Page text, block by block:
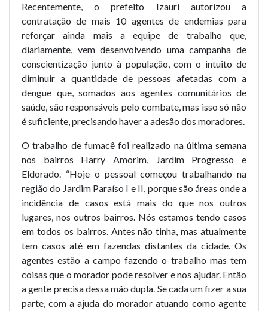
Recentemente, o prefeito Izauri autorizou a
contratação de mais 10 agentes de endemias para
reforçar ainda mais a equipe de trabalho que,
diariamente, vem desenvolvendo uma campanha de
conscientização junto à população, com o intuito de
diminuir a quantidade de pessoas afetadas com a
dengue que, somados aos agentes comunitários de
saúde, são responsáveis pelo combate, mas isso só não
é suficiente, precisando haver a adesão dos moradores.
O trabalho de fumacê foi realizado na última semana
nos bairros Harry Amorim, Jardim Progresso e
Eldorado. “Hoje o pessoal começou trabalhando na
região do Jardim Paraíso I e II, porque são áreas onde a
incidência de casos está mais do que nos outros
lugares, nos outros bairros. Nós estamos tendo casos
em todos os bairros. Antes não tinha, mas atualmente
tem casos até em fazendas distantes da cidade. Os
agentes estão a campo fazendo o trabalho mas tem
coisas que o morador pode resolver e nos ajudar. Então
a gente precisa dessa mão dupla. Se cada um fizer a sua
parte, com a ajuda do morador atuando como agente